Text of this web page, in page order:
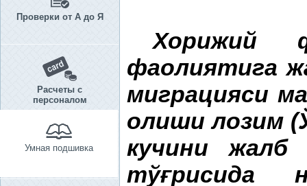
Проверки от А до Я
Расчеты с
персоналом
Умная подшивка
Хорижий
фаолиятига
миграцияси
олиши лозим
кучини
тўғрисида